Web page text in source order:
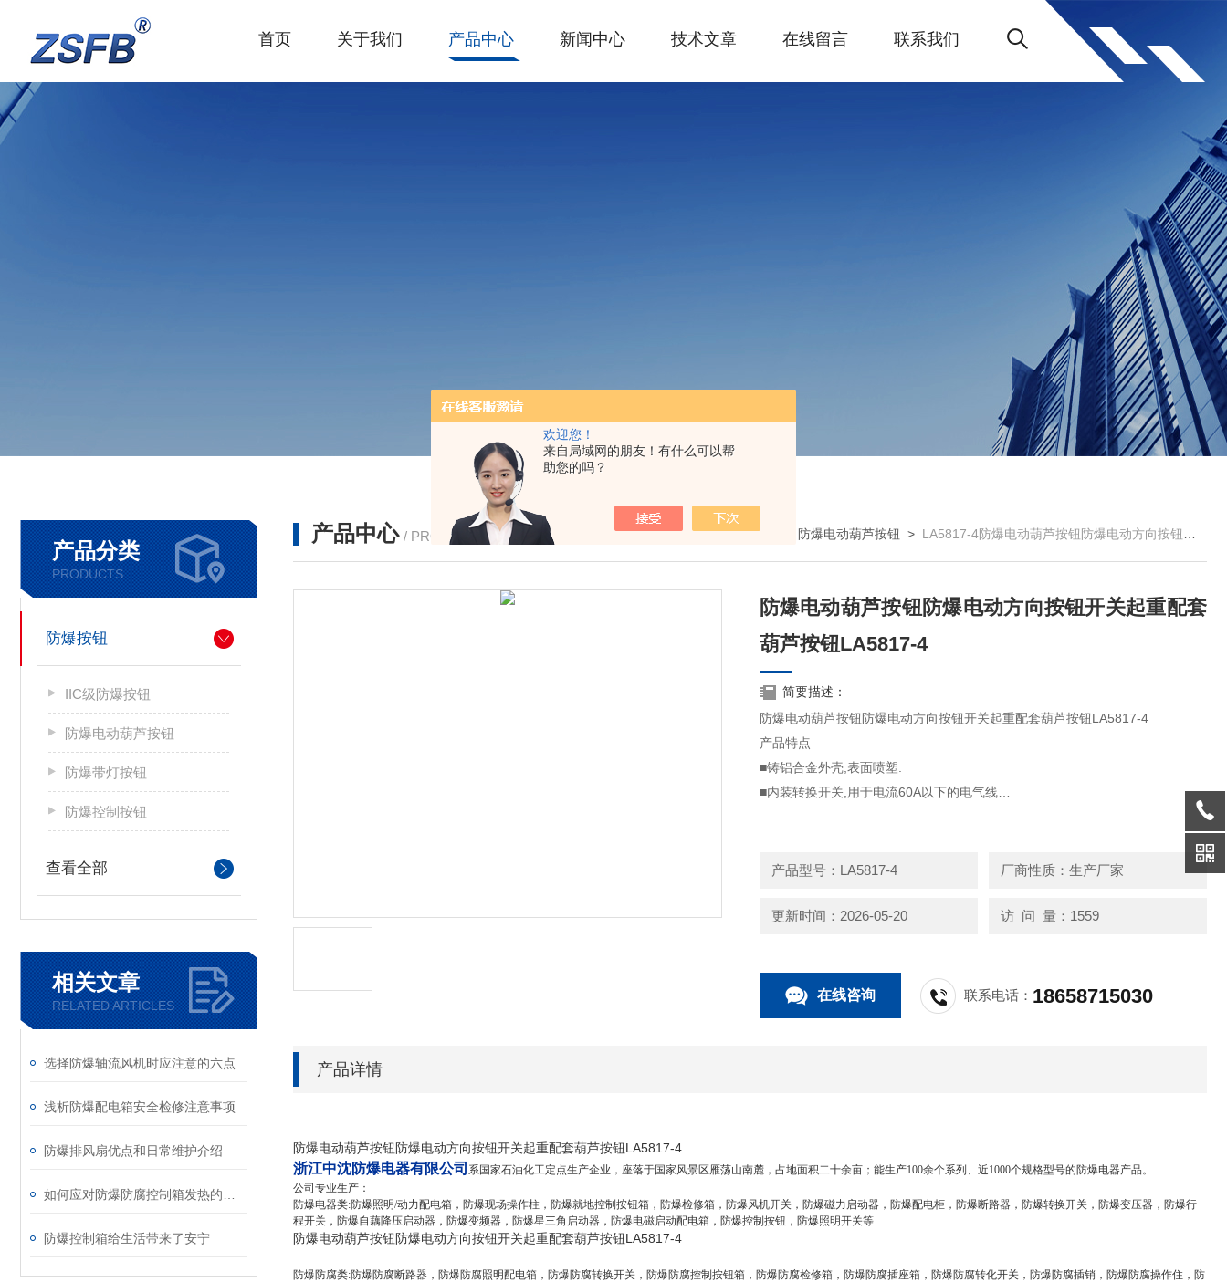
欢迎您！
来自局域网的朋友！有什么可以帮
助您的吗？
首页 关于我们 产品中心 新闻中心 技术文章 在线留言 联系我们
产品分类
PRODUCTS
防爆按钮
IIC级防爆按钮
防爆电动葫芦按钮
防爆带灯按钮
防爆控制按钮
查看全部
相关文章
RELATED ARTICLES
选择防爆轴流风机时应注意的六点
浅析防爆配电箱安全检修注意事项
防爆排风扇优点和日常维护介绍
防爆控制箱给生活带来了安宁
产品中心 / PRODUCTS 我的位置： 首页>产品中心>防爆按钮 防爆电动葫芦按钮 > LA5817-4防爆电动葫芦按钮防爆电动方向按钮开关起重配套葫芦按钮LA5817-4
防爆电动葫芦按钮防爆电动方向按钮开关起重配套
葫芦按钮LA5817-4
简要描述：
防爆电动葫芦按钮防爆电动方向按钮开关起重配套葫芦按钮LA5817-4
产品特点
■铸铝合金外壳,表面喷塑.
■内装转换开关,用于电流60A以下的电气线
■符合GB3836-2000,IEC60079标准要求.
产品型号：LA5817-4 厂商性质：生产厂家
更新时间：2026-05-20 访 问 量：1559
在线咨询 联系电话： 18658715030
产品详情
防爆电动葫芦按钮防爆电动方向按钮开关起重配套葫芦按钮LA5817-4
浙江中沈防爆电器有限公司 系国家石油化工定点生产企业，座落于国家风景区雁荡山南麓，占地面积二十余亩；能生产100余个系列、近1000个规格型号的防爆电器产品。
公司专业生产：
防爆电器类:防爆照明/动力配电箱，防爆现场操作柱，防爆就地控制按钮箱，防爆检修箱，防爆风机开关，防爆磁力启动器，防爆配电柜，防爆断路器，防爆转换开关，防爆变压器，防爆行
程开关，防爆自藕降压启动器，防爆变频器，防爆星三角启动器，防爆电磁启动配电箱，防爆控制按钮，防爆照明开关等
防爆电动葫芦按钮防爆电动方向按钮开关起重配套葫芦按钮LA5817-4
防爆防腐类:防爆防腐断路器，防爆防腐照明配电箱，防爆防腐转换开关，防爆防腐控制按钮箱，防爆防腐检修箱，防爆防腐插座箱，防爆防腐转化开关，防爆防腐插销，防爆防腐操作住，防